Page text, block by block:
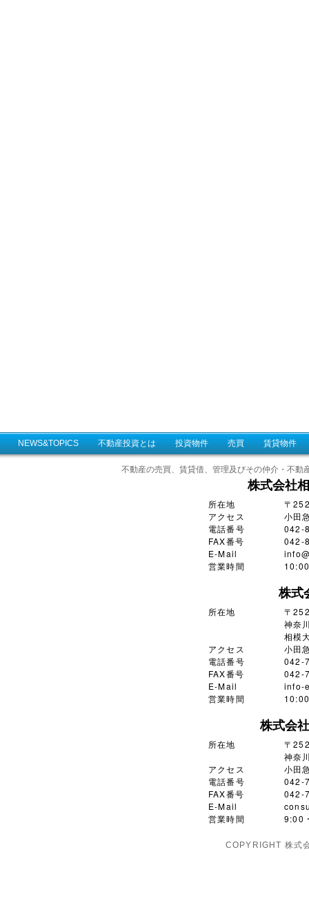
NEWS&TOPICS 不動産投資とは 投資物件 売買 賃貸物件
不動産の売買、賃貸借、管理及びその仲介・不
株式会社
所在地
〒
アクセス
小田
電話番号
042-
FAX番号
042-
E-Mail
営業時間
株式
所在地
〒
神奈
相模
アクセス
小田
電話番号
042-
FAX番号
042-
E-Mail
info-
営業時間
株式会
所在地
〒
神奈
アクセス
小田
電話番号
042-
FAX番号
042-
E-Mail
営業時間
9:00
COPYRIGHT 株式